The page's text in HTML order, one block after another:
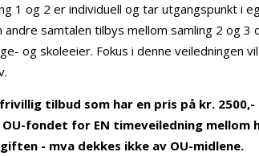
1 og 2 er individuell og tar utgangspunkt i
samtalen tilbys mellom samling 2 og
og skoleeier. Fokus i denne veiledningen
tilbud som har en pris på kr.
fondet for EN timeveiledning
- mva dekkes ikke av OU-midlene.